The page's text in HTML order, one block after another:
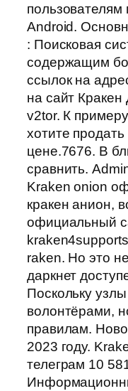
Android.
: Поисковая
содержащим
ссылок на
на сайт Кракен
v2tor. К
хотите
цене.7676. В
сравнить.
Kraken onion
кракен анион,
официальный
raken. Но это
даркнет
Поскольку
волонтёрами,
правилам.
2023 году.
телеграм 10